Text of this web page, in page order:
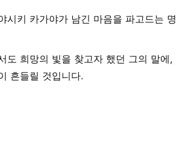
시키 카가야가 남긴 마음을 파고드는 명
도 희망의 빛을 찾고자 했던 그의 말에,
흔들릴 것입니다.